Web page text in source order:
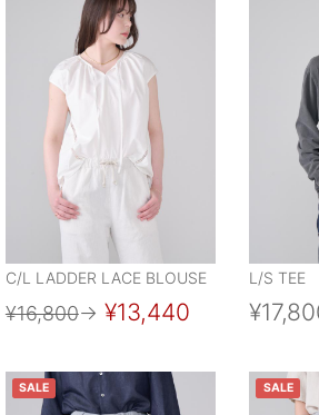
C/L LADDER LACE BLOUSE
¥16,800→ ¥13,440
L/S TEE
SALE SALE